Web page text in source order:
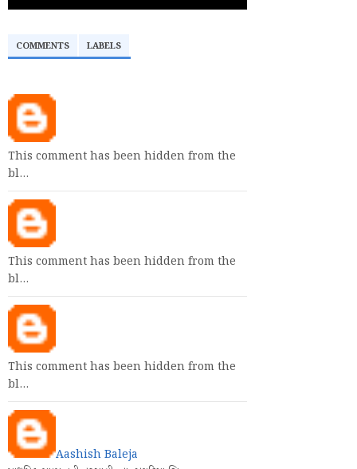
COMMENTS LABELS
This comment has been hidden from the
bl…
This comment has been hidden from the
bl…
This comment has been hidden from the
bl…
Aashish Baleja